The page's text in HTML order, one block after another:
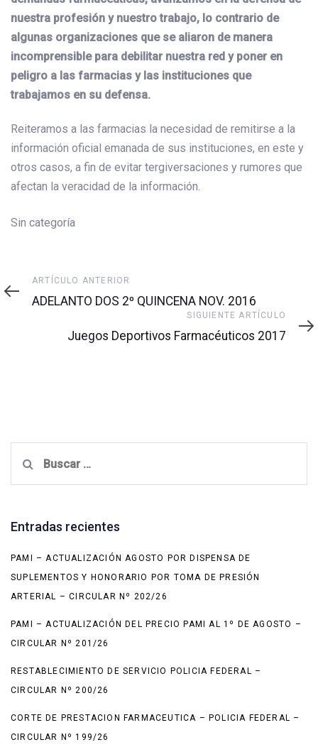
nuestra profesión y nuestro trabajo, lo contrario de
algunas organizaciones que se aliaron de manera
incomprensible para debilitar nuestra red y poner en
peligro a las farmacias y las instituciones que
trabajamos en su defensa.
Reiteramos a las farmacias la necesidad de remitirse a la
información oficial emanada de sus instituciones, en este y
otros casos, a fin de evitar tergiversaciones y rumores que
afectan la veracidad de la información.
Sin categoría
Artículo
anterior
ARTÍCULO ANTERIOR
ADELANTO DOS 2º QUINCENA NOV. 2016
artículo
SIGUIENTE ARTÍCULO
Juegos Deportivos Farmacéuticos 2017
Entradas recientes
PAMI – ACTUALIZACIÓN AGOSTO POR DISPENSA DE
SUPLEMENTOS Y HONORARIO POR TOMA DE PRESIÓN
ARTERIAL – CIRCULAR Nº 202/26
PAMI – ACTUALIZACIÓN DEL PRECIO PAMI AL 1º DE AGOSTO –
CIRCULAR Nº 201/26
RESTABLECIMIENTO DE SERVICIO POLICIA FEDERAL –
CIRCULAR Nº 200/26
CORTE DE PRESTACION FARMACEUTICA – POLICIA FEDERAL –
CIRCULAR Nº 199/26